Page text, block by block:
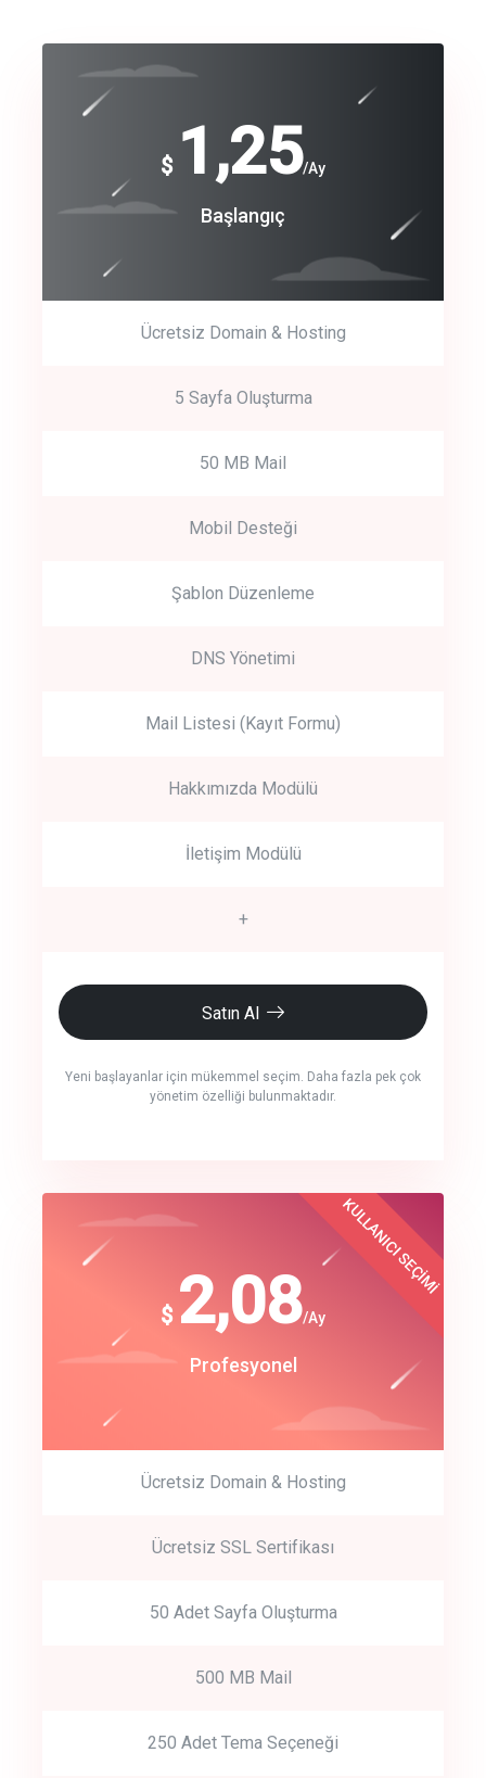
$ 1,25/Ay
Başlangıç
Ücretsiz Domain & Hosting
5 Sayfa Oluşturma
50 MB Mail
Mobil Desteği
Şablon Düzenleme
DNS Yönetimi
Mail Listesi (Kayıt Formu)
Hakkımızda Modülü
İletişim Modülü
+
Satın Al
Yeni başlayanlar için mükemmel seçim. Daha fazla pek çok
yönetim özelliği bulunmaktadır.
Free
Basic
crm auto cync
track energy costs
Get Started
Start by trying our service for 30 days free trial no credit card
$ 2,08/Ay
Profesyonel
KULLANICI SEÇİMİ
Ücretsiz Domain & Hosting
Ücretsiz SSL Sertifikası
50 Adet Sayfa Oluşturma
500 MB Mail
250 Adet Tema Seçeneği
$
180
Start Up
Best Choice